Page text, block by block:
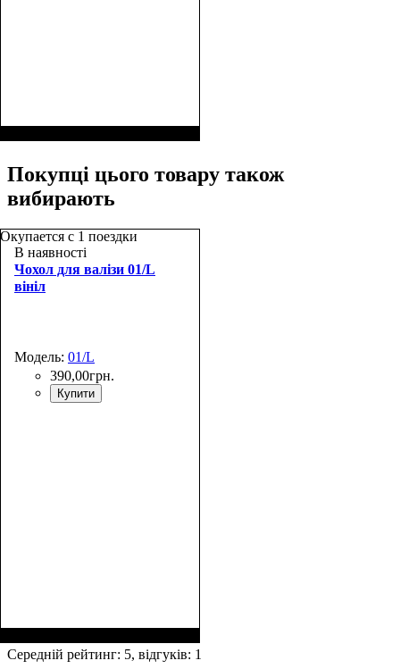
Покупці цього товару також
вибирають
Окупается с 1 поездки
В наявності
Чохол для валізи 01/L
вініл
Модель: 01/L
390,00грн.
Купити
48х24-27
Середній рейтинг: 5, відгуків: 1